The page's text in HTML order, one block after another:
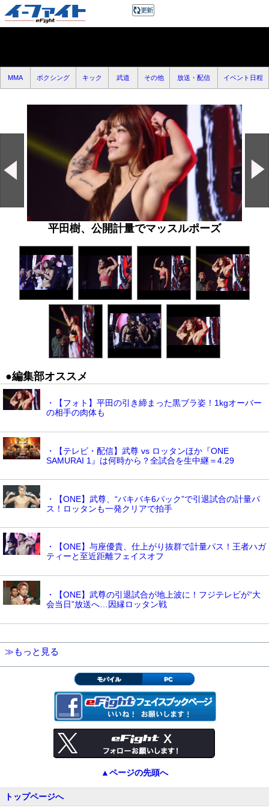
MMA ボクシング キック 武道 その他 放送・配信 イベント日程
平田樹、公開計量でマッスルポーズ
●編集部オススメ
・【フォト】平田の引き締まった黒ブラ姿！1kgオーバー
の相手の肉体も
・【テレビ・配信】武尊 vs ロッタンほか『ONE
SAMURAI 1』は何時から？全試合を生中継＝4.29
・【ONE】武尊、“バキバキ6パック”で引退試合の計量パ
ス！ロッタンも一発クリアで拍手
・【ONE】与座優貴、仕上がり抜群で計量パス！王者ハガ
ティーと至近距離フェイスオフ
・【ONE】武尊の引退試合が地上波に！フジテレビが“大
会当日”放送へ…因縁ロッタン戦
≫もっと見る
モバイル PC
▲ページの先頭へ
トップページへ